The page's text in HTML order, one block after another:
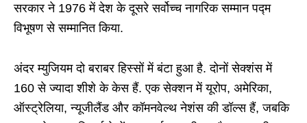
सरकार ने 1976 में देश के दूसरे सर्वोच्च नागरिक सम्मान पद्म
विभूषण से सम्मानित किया.
अंदर म्युजियम दो बराबर हिस्सों में बंटा हुआ है. दोनों सेक्शंस में
160 से ज्यादा शीशे के केस हैं. एक सेक्शन में यूरोप, अमेरिका,
ऑस्ट्रेलिया, न्यूजीलैंड और कॉमनवेल्थ नेशंस की डॉल्स हैं, जबकि